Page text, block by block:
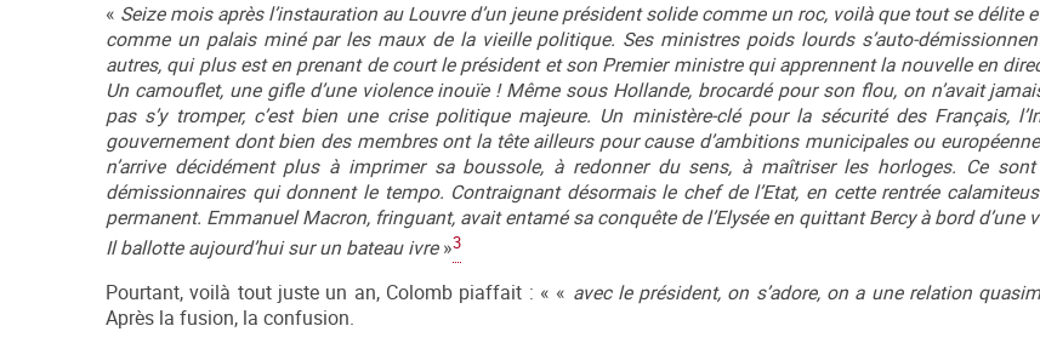
« Seize mois après l’instauration au Louvre d’un jeune président solide comme un roc, voilà que tout se délite
comme un palais miné par les maux de la vieille politique. Ses ministres poids lourds s’auto-
autres, qui plus est en prenant de court le président et son Premier ministre qui apprennent la nouvelle en
Un camouflet, une gifle d’une violence inouïe ! Même sous Hollande, brocardé pour son flou, on n’avait
pas s’y tromper, c’est bien une crise politique majeure. Un ministère-clé pour la sécurité des Français,
gouvernement dont bien des membres ont la tête ailleurs pour cause d’ambitions municipales ou
n’arrive décidément plus à imprimer sa boussole, à redonner du sens, à maîtriser les horloges. Ce
démissionnaires qui donnent le tempo. Contraignant désormais le chef de l’Etat, en cette rentrée
permanent. Emmanuel Macron, fringuant, avait entamé sa conquête de l’Elysée en quittant Bercy à bord d’une
Il ballotte aujourd’hui sur un bateau ivre»3
Pourtant, voilà tout juste un an, Colomb piaffait : « « avec le président, on s’adore, on a une relation
Après la fusion, la confusion.